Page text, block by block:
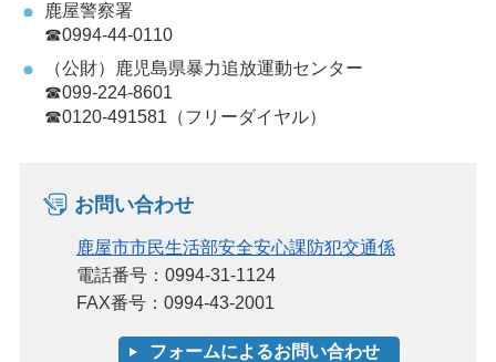
鹿屋警察署
☎0994-44-0110
（公財）鹿児島県暴力追放運動センター
☎099-224-8601
☎0120-491581（フリーダイヤル）
お問い合わせ
鹿屋市市民生活部安全安心課防犯交通係
電話番号：0994-31-1124
FAX番号：0994-43-2001